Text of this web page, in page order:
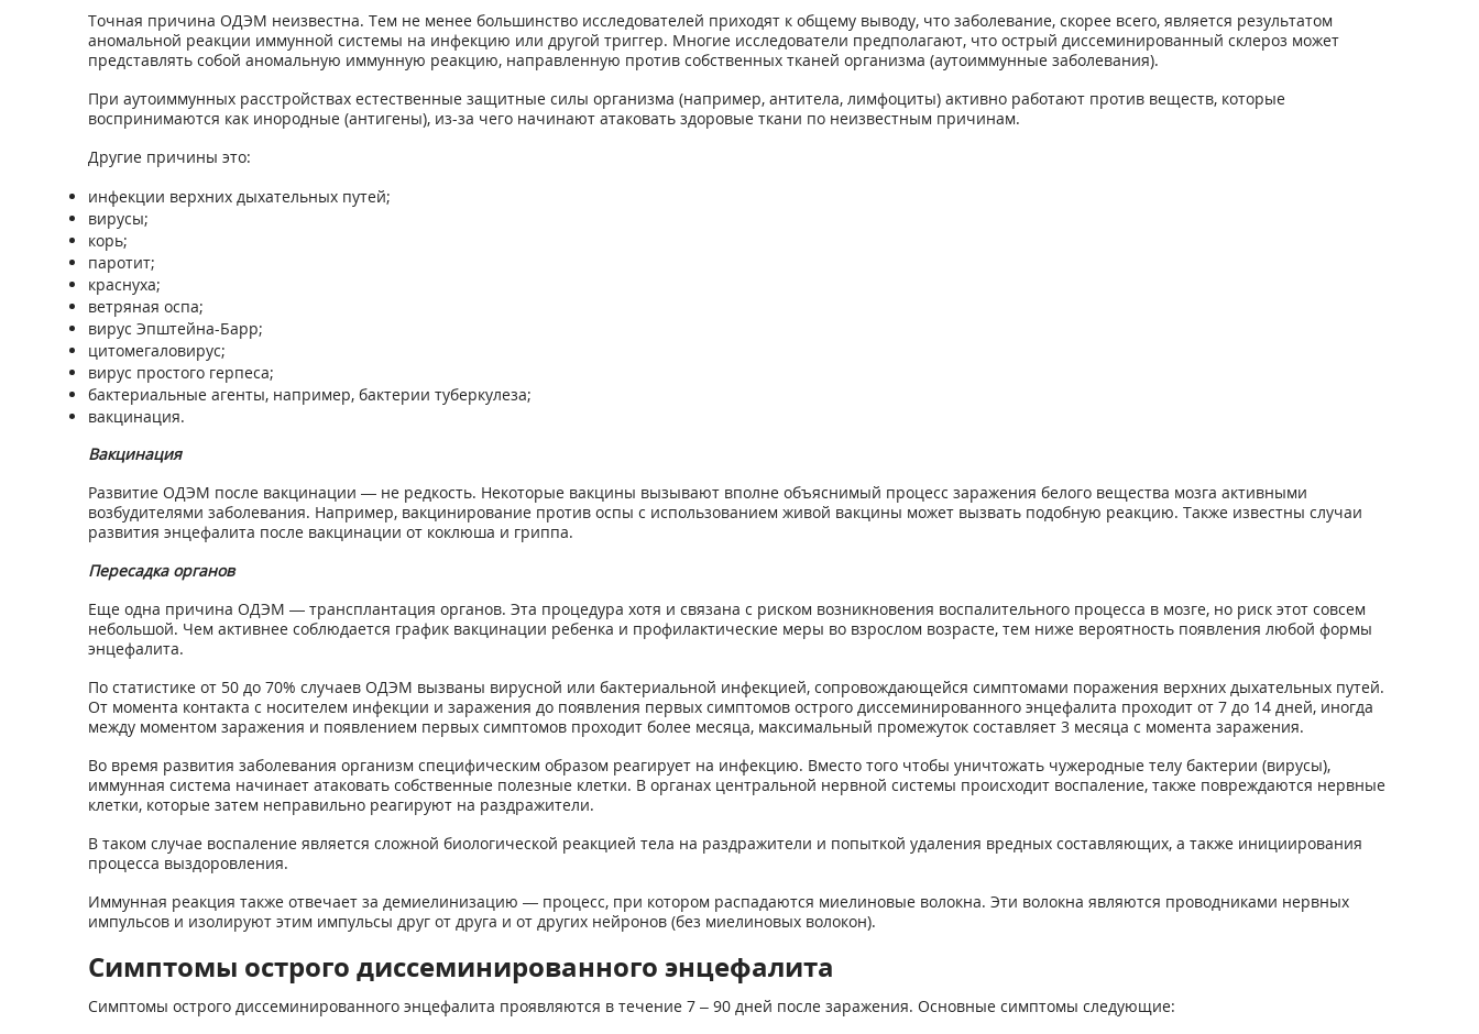
Точная причина ОДЭМ неизвестна. Тем не менее большинство исследователей приходят к общему выводу, что заболевание, скорее всего, является результатом
аномальной реакции иммунной системы на инфекцию или другой триггер. Многие исследователи предполагают, что острый диссеминированный склероз может
представлять собой аномальную иммунную реакцию, направленную против собственных тканей организма (аутоиммунные заболевания).
При аутоиммунных расстройствах естественные защитные силы организма (например, антитела, лимфоциты) активно работают против веществ, которые
воспринимаются как инородные (антигены), из-за чего начинают атаковать здоровые ткани по неизвестным причинам.
Другие причины это:
инфекции верхних дыхательных путей;
вирусы;
корь;
паротит;
краснуха;
ветряная оспа;
вирус Эпштейна-Барр;
цитомегаловирус;
вирус простого герпеса;
бактериальные агенты, например, бактерии туберкулеза;
вакцинация.
Вакцинация
Развитие ОДЭМ после вакцинации — не редкость. Некоторые вакцины вызывают вполне объяснимый процесс заражения белого вещества мозга активными
возбудителями заболевания. Например, вакцинирование против оспы с использованием живой вакцины может вызвать подобную реакцию. Также известны случаи
развития энцефалита после вакцинации от коклюша и гриппа.
Пересадка органов
Еще одна причина ОДЭМ — трансплантация органов. Эта процедура хотя и связана с риском возникновения воспалительного процесса в мозге, но риск этот совсем
небольшой. Чем активнее соблюдается график вакцинации ребенка и профилактические меры во взрослом возрасте, тем ниже вероятность появления любой формы
энцефалита.
По статистике от 50 до 70% случаев ОДЭМ вызваны вирусной или бактериальной инфекцией, сопровождающейся симптомами поражения верхних дыхательных путей.
От момента контакта с носителем инфекции и заражения до появления первых симптомов острого диссеминированного энцефалита проходит от 7 до 14 дней, иногда
между моментом заражения и появлением первых симптомов проходит более месяца, максимальный промежуток составляет 3 месяца с момента заражения.
Во время развития заболевания организм специфическим образом реагирует на инфекцию. Вместо того чтобы уничтожать чужеродные телу бактерии (вирусы),
иммунная система начинает атаковать собственные полезные клетки. В органах центральной нервной системы происходит воспаление, также повреждаются нервные
клетки, которые затем неправильно реагируют на раздражители.
В таком случае воспаление является сложной биологической реакцией тела на раздражители и попыткой удаления вредных составляющих, а также инициирования
процесса выздоровления.
Иммунная реакция также отвечает за демиелинизацию — процесс, при котором распадаются миелиновые волокна. Эти волокна являются проводниками нервных
импульсов и изолируют этим импульсы друг от друга и от других нейронов (без миелиновых волокон).
Симптомы острого диссеминированного энцефалита
Симптомы острого диссеминированного энцефалита проявляются в течение 7 – 90 дней после заражения. Основные симптомы следующие: